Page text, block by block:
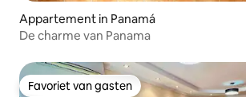
Appartement in Panamá
De charme van Panama
Favoriet van gasten
Favoriet van gasten